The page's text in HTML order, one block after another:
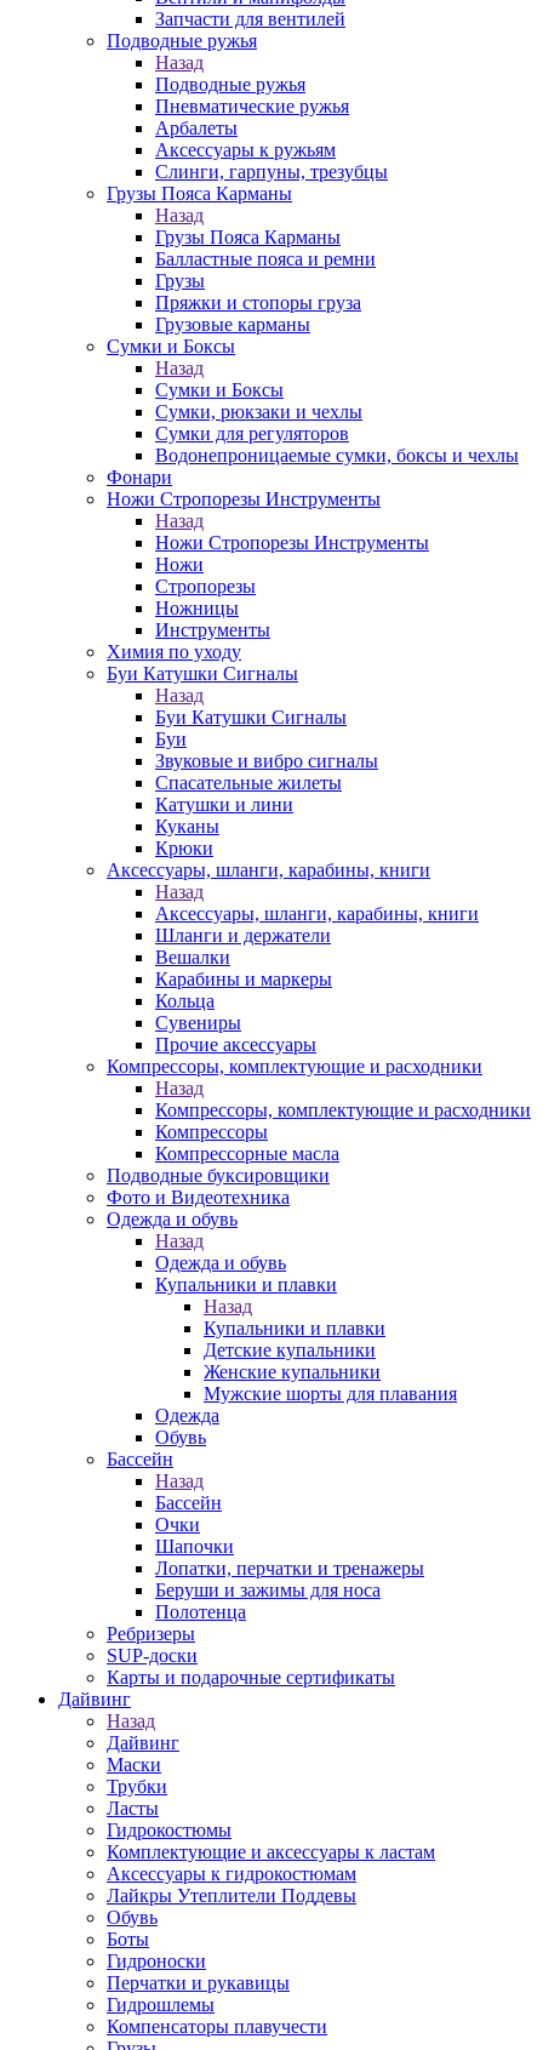
Запчасти для вентилей
Подводные ружья
Назад
Подводные ружья
Пневматические ружья
Арбалеты
Аксессуары к ружьям
Слинги, гарпуны, трезубцы
Грузы Пояса Карманы
Назад
Грузы Пояса Карманы
Балластные пояса и ремни
Грузы
Пряжки и стопоры груза
Грузовые карманы
Сумки и Боксы
Назад
Сумки и Боксы
Сумки, рюкзаки и чехлы
Сумки для регуляторов
Водонепроницаемые сумки, боксы и чехлы
Фонари
Ножи Стропорезы Инструменты
Назад
Ножи Стропорезы Инструменты
Ножи
Стропорезы
Ножницы
Инструменты
Химия по уходу
Буи Катушки Сигналы
Назад
Буи Катушки Сигналы
Буи
Звуковые и вибро сигналы
Спасательные жилеты
Катушки и лини
Куканы
Крюки
Аксессуары, шланги, карабины, книги
Назад
Аксессуары, шланги, карабины, книги
Шланги и держатели
Вешалки
Карабины и маркеры
Кольца
Сувениры
Прочие аксессуары
Компрессоры, комплектующие и расходники
Назад
Компрессоры, комплектующие и расходники
Компрессоры
Компрессорные масла
Подводные буксировщики
Фото и Видеотехника
Одежда и обувь
Назад
Одежда и обувь
Купальники и плавки
Назад
Купальники и плавки
Детские купальники
Женские купальники
Мужские шорты для плавания
Одежда
Обувь
Бассейн
Назад
Бассейн
Очки
Шапочки
Лопатки, перчатки и тренажеры
Беруши и зажимы для носа
Полотенца
Ребризеры
SUP-доски
Карты и подарочные сертификаты
Дайвинг
Назад
Дайвинг
Маски
Трубки
Ласты
Гидрокостюмы
Комплектующие и аксессуары к ластам
Аксессуары к гидрокостюмам
Лайкры Утеплители Поддевы
Обувь
Боты
Гидроноски
Перчатки и рукавицы
Гидрошлемы
Компенсаторы плавучести